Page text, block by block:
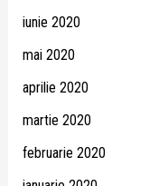
iunie 2020
mai 2020
aprilie 2020
martie 2020
februarie 2020